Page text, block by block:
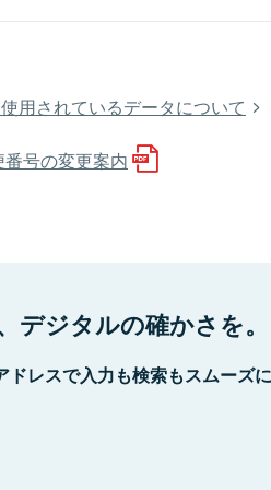
用されているデータについて
号の変更案内
デジタルの確かさを。
ドレスで入力も検索もスムーズ